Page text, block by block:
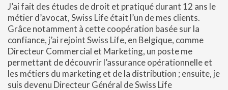
J’ai fait des études de droit et pratiqué durant 12 ans le
métier d’avocat, Swiss Life était l’un de mes clients.
Grâce notamment à cette coopération basée sur la
confiance, j’ai rejoint Swiss Life, en Belgique, comme
Directeur Commercial et Marketing, un poste me
permettant de découvrir l’assurance opérationnelle et
les métiers du marketing et de la distribution ; ensuite, je
suis devenu Directeur Général de Swiss Life